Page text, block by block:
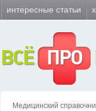
интересные статьи
ВСЁ ПРО
Медицинский